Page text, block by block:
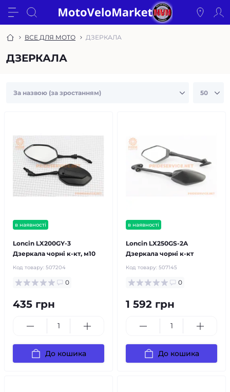
ВСЕ ДЛЯ МОТО ДЗЕРКАЛА
ДЗЕРКАЛА
в наявності
Loncin LX200GY-3
Дзеркала чорні к-кт, м10
Код товару: 507204
0
435 грн
До кошика
в наявності
Loncin LX250GS-2A
Дзеркала чорні к-кт
Код товару: 507145
0
1 592 грн
До кошика